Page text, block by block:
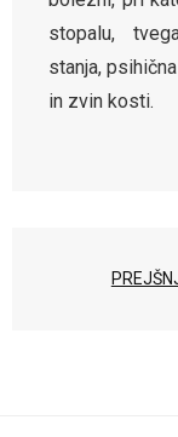
stopalu,
stanja,
in zvin kosti.